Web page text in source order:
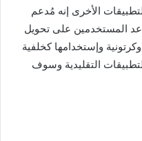
الأخرى إنه مُدعم
المستخدمين على تحويل
وإستخدامها كخلفية
التقليدية وسوف